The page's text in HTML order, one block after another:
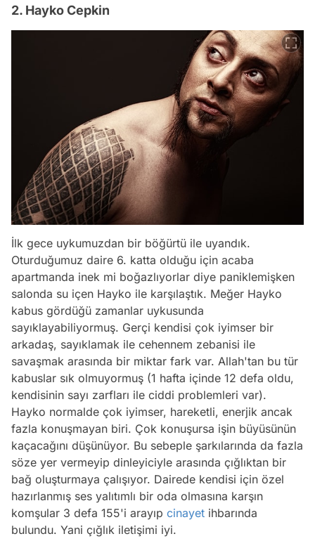
2. Hayko Cepkin
İlk gece uykumuzdan bir böğürtü ile uyandık.
Oturduğumuz daire 6. katta olduğu için acaba
apartmanda inek mi boğazlıyorlar diye paniklemişken
salonda su içen Hayko ile karşılaştık. Meğer Hayko
kabus gördüğü zamanlar uykusunda
sayıklayabiliyormuş. Gerçi kendisi çok iyimser bir
arkadaş, sayıklamak ile cehennem zebanisi ile
savaşmak arasında bir miktar fark var. Allah'tan bu tür
kabuslar sık olmuyormuş (1 hafta içinde 12 defa oldu,
kendisinin sayı zarfları ile ciddi problemleri var).
Hayko normalde çok iyimser, hareketli, enerjik ancak
fazla konuşmayan biri. Çok konuşursa işin büyüsünün
kaçacağını düşünüyor. Bu sebeple şarkılarında da fazla
söze yer vermeyip dinleyiciyle arasında çığlıktan bir
bağ oluşturmaya çalışıyor. Dairede kendisi için özel
hazırlanmış ses yalıtımlı bir oda olmasına karşın
komşular 3 defa 155'i arayıp cinayet ihbarında
bulundu. Yani çığlık iletişimi iyi.